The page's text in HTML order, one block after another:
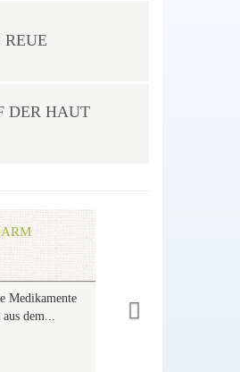
DER HAUT
Medikamente
dem...